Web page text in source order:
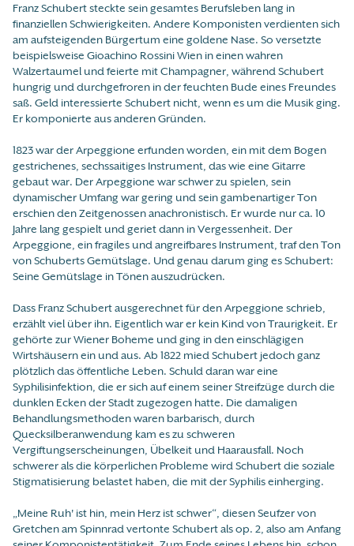
Franz Schubert steckte sein gesamtes Berufsleben lang in
finanziellen Schwierigkeiten. Andere Komponisten verdienten sich
am aufsteigenden Bürgertum eine goldene Nase. So versetzte
beispielsweise Gioachino Rossini Wien in einen wahren
Walzertaumel und feierte mit Champagner, während Schubert
hungrig und durchgefroren in der feuchten Bude eines Freundes
saß. Geld interessierte Schubert nicht, wenn es um die Musik ging.
Er komponierte aus anderen Gründen.
1823 war der Arpeggione erfunden worden, ein mit dem Bogen
gestrichenes, sechssaitiges Instrument, das wie eine Gitarre
gebaut war. Der Arpeggione war schwer zu spielen, sein
dynamischer Umfang war gering und sein gambenartiger Ton
erschien den Zeitgenossen anachronistisch. Er wurde nur ca. 10
Jahre lang gespielt und geriet dann in Vergessenheit. Der
Arpeggione, ein fragiles und angreifbares Instrument, traf den Ton
von Schuberts Gemütslage. Und genau darum ging es Schubert:
Seine Gemütslage in Tönen auszudrücken.
Dass Franz Schubert ausgerechnet für den Arpeggione schrieb,
erzählt viel über ihn. Eigentlich war er kein Kind von Traurigkeit. Er
gehörte zur Wiener Boheme und ging in den einschlägigen
Wirtshäusern ein und aus. Ab 1822 mied Schubert jedoch ganz
plötzlich das öffentliche Leben. Schuld daran war eine
Syphilisinfektion, die er sich auf einem seiner Streifzüge durch die
dunklen Ecken der Stadt zugezogen hatte. Die damaligen
Behandlungsmethoden waren barbarisch, durch
Quecksilberanwendung kam es zu schweren
Vergiftungserscheinungen, Übelkeit und Haarausfall. Noch
schwerer als die körperlichen Probleme wird Schubert die soziale
Stigmatisierung belastet haben, die mit der Syphilis einherging.
„Meine Ruh' ist hin, mein Herz ist schwer“, diesen Seufzer von
Gretchen am Spinnrad vertonte Schubert als op. 2, also am Anfang